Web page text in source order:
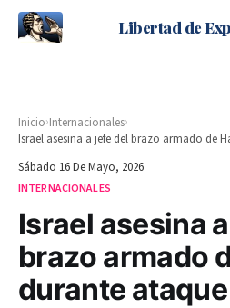
Libertad de
Inicio›Internacionales›
Sábado 16 De Mayo, 2026
INTERNACIONALES
Israel asesina
brazo armado
durante